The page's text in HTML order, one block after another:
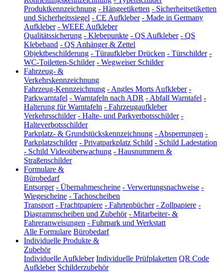
Produktkennzeichnung - Hängeetiketten - Sicherheitsetiketten
und Sicherheitssiegel - CE Aufkleber - Made in Germany
Aufkleber - WEEE Aufkleber
Qualitätssicherung - Klebepunkte - QS Aufkleber - QS
Klebeband - QS Anhänger & Zettel
Objektbeschilderung - Türaufkleber Drücken - Türschilder -
WC-Toiletten-Schilder - Wegweiser Schilder
Fahrzeug- &
Verkehrskennzeichnung
Fahrzeug-Kennzeichnung - Angles Morts Aufkleber -
Parkwarntafel - Warntafeln nach ADR - Abfall Warntafel -
Halterung für Warntafeln - Fahrzeugaufkleber
Verkehrsschilder - Halte- und Parkverbotsschilder -
Halteverbotsschilder
Parkplatz- & Grundstückskennzeichnung - Absperrungen -
Parkplatzschilder - Privatparkplatz Schild - Schild Ladestation
- Schild Videoüberwachung - Hausnummern &
Straßenschilder
Formulare &
Bürobedarf
Entsorger - Übernahmescheine - Verwertungsnachweise -
Wiegescheine - Tachoscheiben
Transport - Frachtpapiere - Fahrtenbücher - Zollpapiere -
Diagrammscheiben und Zubehör - Mitarbeiter- &
Fahreranweisungen - Fuhrpark und Werkstatt
Alle Formulare Bürobedarf
Individuelle Produkte &
Zubehör
Individuelle Aufkleber Individuelle Prüfplaketten QR Code
Aufkleber Schilderzubehör